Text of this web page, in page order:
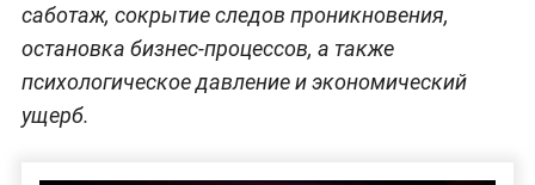
саботаж, сокрытие следов проникновения,
остановка бизнес-процессов, а также
психологическое давление и экономический
ущерб.